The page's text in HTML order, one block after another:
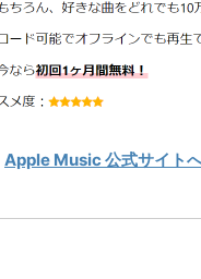
Apple Music 公式サイト